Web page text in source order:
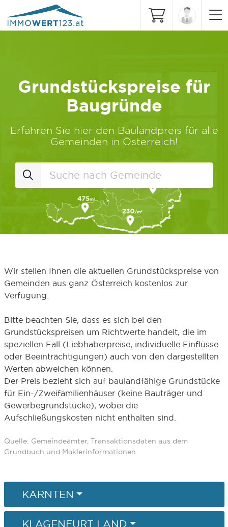
Grundstückspreise für
Baugründe
Erfahren Sie hier den Baulandpreis für alle
Gemeinden in Österreich!
Wir stellen Ihnen die aktuellen Grundstückspreise von
Gemeinden aus ganz Österreich kostenlos zur
Verfügung.
Bitte beachten Sie, dass es sich bei den
Grundstückspreisen um Richtwerte handelt, die im
speziellen Fall (Liebhaberpreise, individuelle Einflüsse
oder Beeinträchtigungen) auch von den dargestellten
Werten abweichen können.
Der Preis bezieht sich auf baulandfähige Grundstücke
für Ein-/Zweifamilienhäuser (keine Bauträger und
Gewerbegrundstücke), wobei die
Aufschließungskosten nicht enthalten sind.
Quelle: Gemeindeämter, Transaktionsdaten aus dem
Grundbuch und Maklerinformationen
KÄRNTEN
KLAGENFURT LAND